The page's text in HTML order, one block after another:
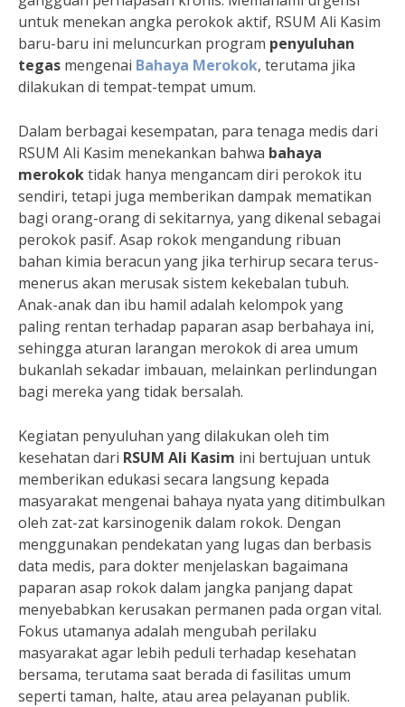
untuk menekan angka perokok aktif, RSUM Ali Kasim
baru-baru ini meluncurkan program penyuluhan
tegas mengenai Bahaya Merokok, terutama jika
dilakukan di tempat-tempat umum.
Dalam berbagai kesempatan, para tenaga medis dari
RSUM Ali Kasim menekankan bahwa bahaya
merokoktidak hanya mengancam diri perokok itu
sendiri, tetapi juga memberikan dampak mematikan
bagi orang-orang di sekitarnya, yang dikenal sebagai
perokok pasif. Asap rokok mengandung ribuan
bahan kimia beracun yang jika terhirup secara terus-
menerus akan merusak sistem kekebalan tubuh.
Anak-anak dan ibu hamil adalah kelompok yang
paling rentan terhadap paparan asap berbahaya ini,
sehingga aturan larangan merokok di area umum
bukanlah sekadar imbauan, melainkan perlindungan
bagi mereka yang tidak bersalah.
Kegiatan penyuluhan yang dilakukan oleh tim
kesehatan dari RSUM Ali Kasim ini bertujuan untuk
memberikan edukasi secara langsung kepada
masyarakat mengenai bahaya nyata yang ditimbulkan
oleh zat-zat karsinogenik dalam rokok. Dengan
menggunakan pendekatan yang lugas dan berbasis
data medis, para dokter menjelaskan bagaimana
paparan asap rokok dalam jangka panjang dapat
menyebabkan kerusakan permanen pada organ vital.
Fokus utamanya adalah mengubah perilaku
masyarakat agar lebih peduli terhadap kesehatan
bersama, terutama saat berada di fasilitas umum
seperti taman, halte, atau area pelayanan publik.